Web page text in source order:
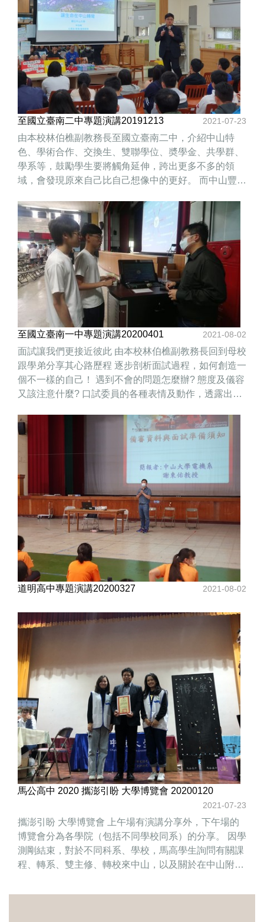
至國立臺南二中專題演講20191213 2021-07-23
由本校林伯樵副教務長至國立臺南二中，介紹中山特
色、學術合作、交換生、雙聯學位、奬學金、共學群、
學系等，鼓勵學生要將觸角延伸，跨出更多不多的領
域，會發現原來自己比自己想像中的更好。 而中山豐沛
膀，讓他們飛的更高更遠。
至國立臺南一中專題演講20200401 2021-08-02
面試讓我們更接近彼此 由本校林伯樵副教務長回到母校
跟學弟分享其心路歷程 逐步剖析面試過程，如何創造一
個不一樣的自己！ 遇到不會的問題怎麼辦? 態度及儀容
又該注意什麼? 口試委員的各種表情及動作，透露出什
結，該如何去強化，才能讓口試委員選擇你。 你的面試
策略準備好了嗎? 水來土淹?料敵機先?因勢利導? 出擊
畫3顆星星的粉重要的面試態度，四要四不要，以實際
的例子提點學弟別重蹈覆轍。（小編筆記抄不停ing~）
#讓生命在中山轉彎 #在中山看見世界在地圖上找到自
道明高中專題演講20200327 2021-08-02
馬公高中 2020 攜澎引盼 大學博覽會 20200120
2021-07-23
攜澎引盼 大學博覽會 上午場有演講分享外，下午場的
博覽會分為各學院（包括不同學校同系）的分享。 因學
測剛結束，對於不同科系、學校，馬高學生詢問有關課
程、轉系、雙主修、轉校來中山，以及關於在中山附近
學院、管理學院等相關課程以及關於學測錄取分數、面